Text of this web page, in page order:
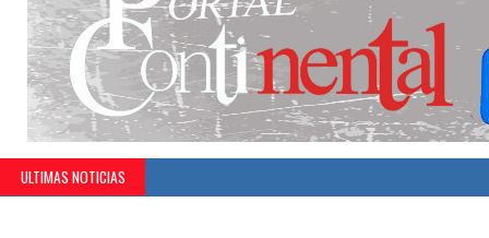
ULTIMAS NOTICIAS